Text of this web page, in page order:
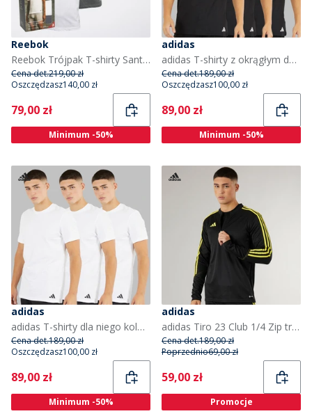
Reebok
Reebok Trójpak T-shirty Santo dla niego kolor granatowy/ melanż szary/ biały
Cena det.219,00 zł
Oszczędzasz140,00 zł
Current
79,00 zł
Minimum -50%
adidas
adidas T-shirty z okrągłym dekoltem bawełniane dla niego kolor czarny
Cena det.189,00 zł
Oszczędzasz100,00 zł
Current
89,00 zł
Minimum -50%
adidas
adidas T-shirty dla niego kolor biały
Cena det.189,00 zł
Oszczędzasz100,00 zł
Current
89,00 zł
Minimum -50%
adidas
adidas Tiro 23 Club 1/4 Zip treningowy top dla niego kolor czarny/jasnożółty
Cena det.189,00 zł
Poprzednio69,00 zł
Current
59,00 zł
Promocje